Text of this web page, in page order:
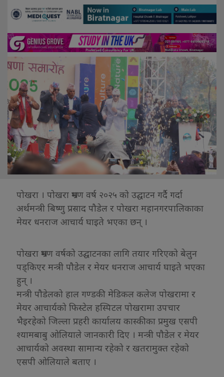
पोखरा । पोखरा भ्रमण वर्ष २०२५ को उद्घाटन गर्दै गर्दा
अर्थमन्त्री बिष्णु प्रसाद पौडेल र पोखरा महानगरपालिकाका
मेयर धनराज आचार्य घाइते भएका छन् ।
पोखरा भ्रमण वर्षको उद्घाटनका लागि तयार गरिएको बेलुन
पड्किएर मन्त्री पौडेल र मेयर धनराज आचार्य घाइते भएका
हुन् ।
मन्त्री पौडेलको हाल गण्डकी मेडिकल कलेज पोखरामा र
मेयर आचार्यको फिस्टेल हस्पिटल पोखरामा उपचार
भैइरहेको जिल्ला प्रहरी कार्यालय कास्कीका प्रमुख एसपी
श्यामबाबु ओलियाले जानकारी दिए । मन्त्री पौडेल र मेयर
आचार्यको अवस्था सामान्य रहेको र खतरामुक्त रहेको
एसपी ओलियाले बताए ।